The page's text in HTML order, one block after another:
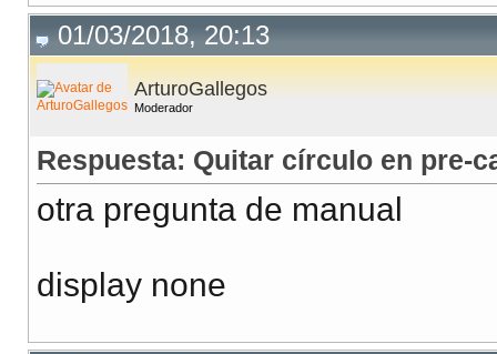
01/03/2018, 20:13
ArturoGallegos
Moderador
Respuesta: Quitar círculo en pre-
otra pregunta de manual
display none